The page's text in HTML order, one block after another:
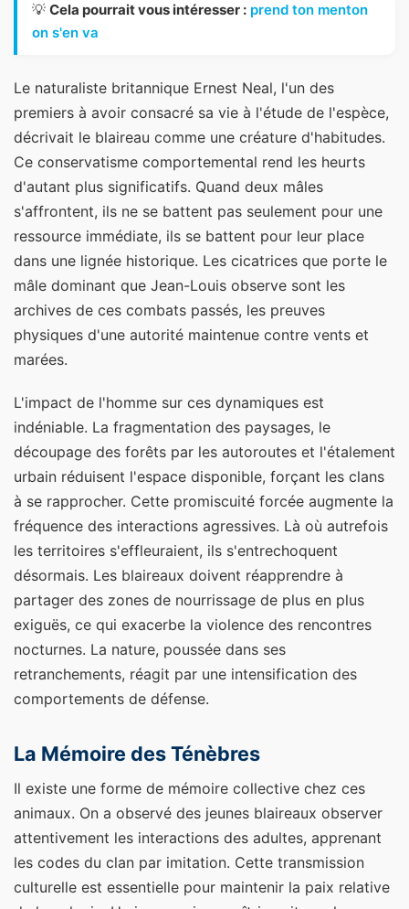
💡 Cela pourrait vous intéresser : prend ton menton
on s'en va
Le naturaliste britannique Ernest Neal, l'un des
premiers à avoir consacré sa vie à l'étude de l'espèce,
décrivait le blaireau comme une créature d'habitudes.
Ce conservatisme comportemental rend les heurts
d'autant plus significatifs. Quand deux mâles
s'affrontent, ils ne se battent pas seulement pour une
ressource immédiate, ils se battent pour leur place
dans une lignée historique. Les cicatrices que porte le
mâle dominant que Jean-Louis observe sont les
archives de ces combats passés, les preuves
physiques d'une autorité maintenue contre vents et
marées.
L'impact de l'homme sur ces dynamiques est
indéniable. La fragmentation des paysages, le
découpage des forêts par les autoroutes et l'étalement
urbain réduisent l'espace disponible, forçant les clans
à se rapprocher. Cette promiscuité forcée augmente la
fréquence des interactions agressives. Là où autrefois
les territoires s'effleuraient, ils s'entrechoquent
désormais. Les blaireaux doivent réapprendre à
partager des zones de nourrissage de plus en plus
exiguës, ce qui exacerbe la violence des rencontres
nocturnes. La nature, poussée dans ses
retranchements, réagit par une intensification des
comportements de défense.
La Mémoire des Ténèbres
Il existe une forme de mémoire collective chez ces
animaux. On a observé des jeunes blaireaux observer
attentivement les interactions des adultes, apprenant
les codes du clan par imitation. Cette transmission
culturelle est essentielle pour maintenir la paix relative